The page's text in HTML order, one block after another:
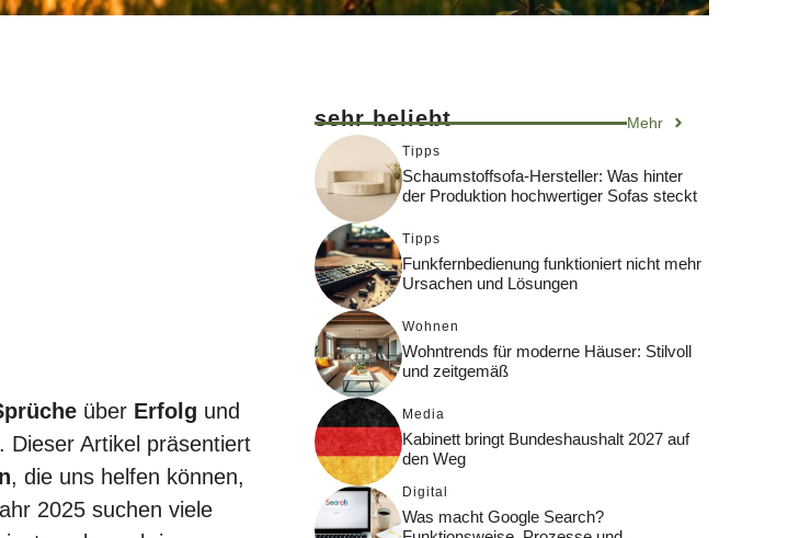
über Erfolg und
Dieser Artikel präsentiert
, die uns helfen können,
2025 suchen viele
sehr beliebt Mehr
Tipps
Schaumstoffsofa-Hersteller: Was hinter
der Produktion hochwertiger Sofas steckt
Tipps
Funkfernbedienung funktioniert nicht mehr
Ursachen und Lösungen
Wohnen
Wohntrends für moderne Häuser: Stilvoll
und zeitgemäß
Media
Kabinett bringt Bundeshaushalt 2027 auf
den Weg
Digital
Was macht Google Search?